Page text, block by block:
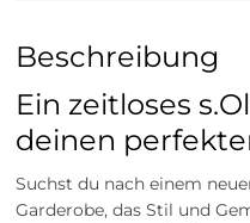
Beschreibung
Ein zeitloses
deinen
Suchst du nach einem
Garderobe, das Stil und